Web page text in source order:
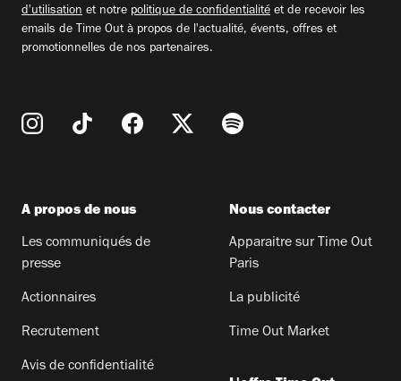
d'utilisation et notre politique de confidentialité et de recevoir les
emails de Time Out à propos de l'actualité, évents, offres et
promotionnelles de nos partenaires.
A propos de nous
Les communiqués de
presse
Actionnaires
Recrutement
Avis de confidentialité
Nous contacter
Apparaitre sur Time Out
Paris
La publicité
Time Out Market